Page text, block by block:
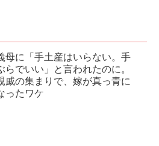
母に「手土産はいらない。手
らでいい」と言われたのに。
戚の集まりで、嫁が真っ青に
ったワケ